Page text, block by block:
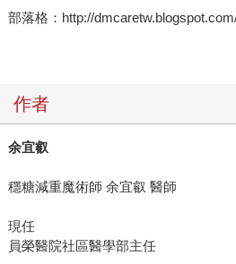
部落格：http://
作者
余宜叡
穩糖減重魔術師 余宜叡 醫師
現任
員榮醫院社區醫學部主任